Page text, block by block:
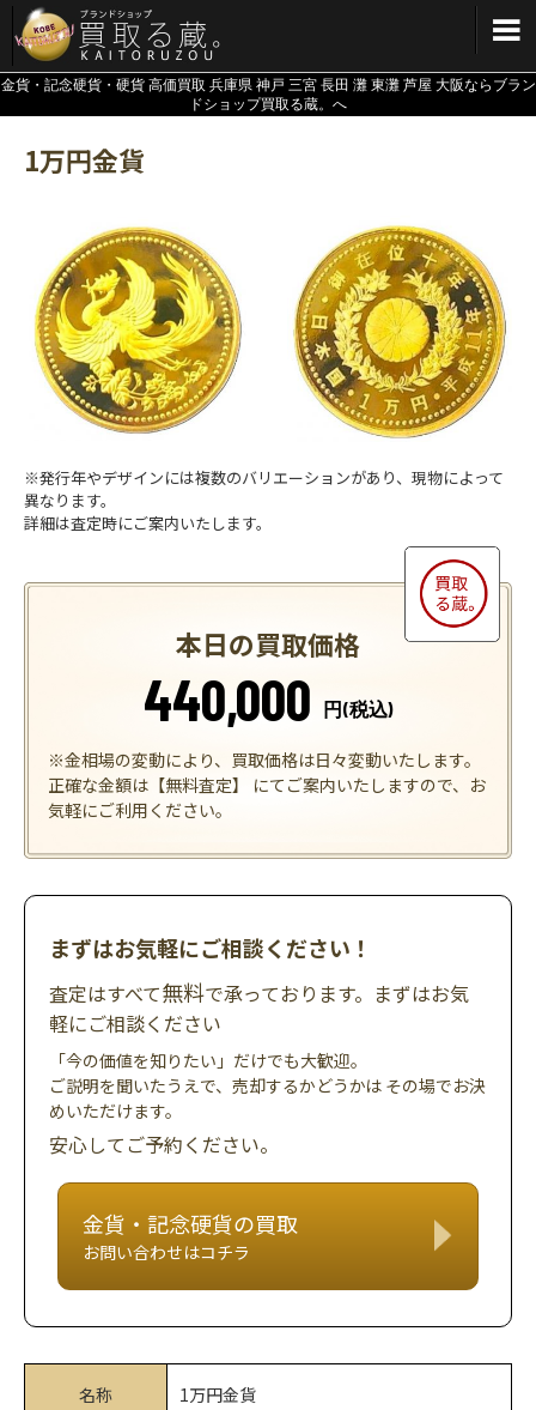
金貨・記念硬貨・硬貨 高価買取 兵庫県 神戸 三宮 長田 灘 東灘 芦屋 大阪ならブラン
ドショップ買取る蔵。へ
1万円金貨
表面：鳳凰（ほうおう
※発行年やデザインには複数のバリエーションがあり、現物によって
異なります。
詳細は査定時にご案内いたします。
本日の買取価格
440,000 円(税込)
※金相場の変動により、買取価格は日々変動いたします。
正確な金額は【無料査定】 にてご案内いたしますので、お
気軽にご利用ください。
まずはお気軽にご相談ください！
査定はすべて無料で承っております。まずはお気
軽にご相談ください
「今の価値を知りたい」だけでも大歓迎。
ご説明を聞いたうえで、売却するかどうかは その場でお決
めいただけます。
安心してご予約ください。
金貨・記念硬貨の買取
お問い合わせはコチラ
名称 1万円金貨